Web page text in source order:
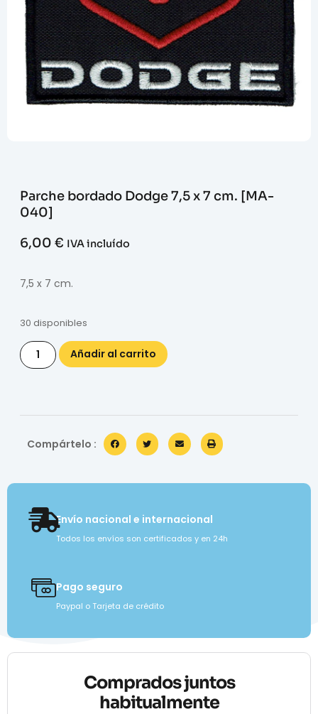
Parche bordado Dodge 7,5 x 7 cm. [MA-
040]
6,00 € IVA incluído
7,5 x 7 cm.
30 disponibles
Añadir al carrito
Compártelo :
Envío nacional e internacional
Todos los envíos son certificados y en 24h
Pago seguro
Paypal o Tarjeta de crédito
Comprados juntos
habitualmente